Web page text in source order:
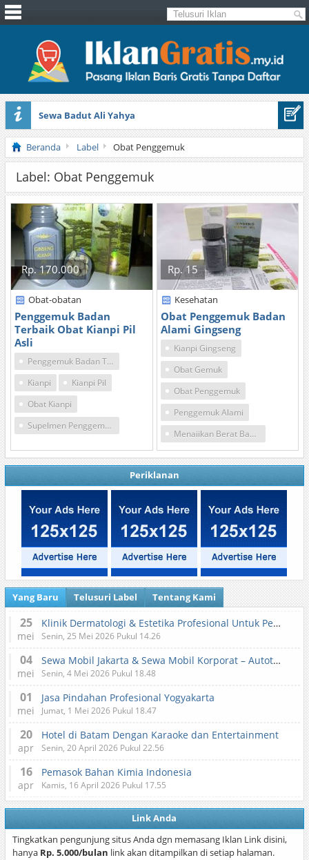
Sewa Badut Ali Yahya
Honda Brio 1.3 E AT CBU 2012 Putih
Beranda Label Obat Penggemuk
Label: Obat Penggemuk
Rp. 170.000
Obat-obatan
Penggemuk Badan
Terbaik Obat Kianpi Pil
Asli
Penggemuk Badan Terbaik
Kianpi
Kianpi Pil
Obat Kianpi
Supelmen Penggemuk Badan
Rp. 15
Kesehatan
Obat Penggemuk Badan
Alami Gingseng
Kianpi Gingseng
Obat Gemuk
Obat Penggemuk
Penggemuk Alami
Menaiikan Berat Badan
Periklanan
Yang Baru Telusuri Label Tentang Kami
25
mei
Klinik Dermatologi & Estetika Profesional Untuk Perawatan Kulit dan Kecantikan
Senin, 25 Mei 2026 Pukul 14.26
04
mei
Sewa Mobil Jakarta & Sewa Mobil Korporat – Autotranz Indonesia
Senin, 4 Mei 2026 Pukul 18.48
01
mei
Jasa Pindahan Profesional Yogyakarta
Jumat, 1 Mei 2026 Pukul 18.47
20
apr
Hotel di Batam Dengan Karaoke dan Entertainment
Senin, 20 April 2026 Pukul 22.56
16
apr
Pemasok Bahan Kimia Indonesia
Kamis, 16 April 2026 Pukul 17.55
Link Anda
Tingkatkan pengunjung situs Anda dgn memasang Iklan Link disini,
hanya Rp. 5.000/bulan link akan ditampilkan di setiap halaman.